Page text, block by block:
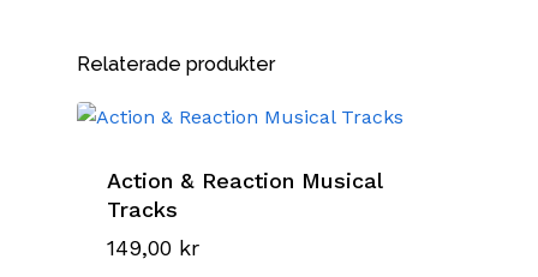
Relaterade produkter
Action & Reaction Musical
Tracks
149,00 kr